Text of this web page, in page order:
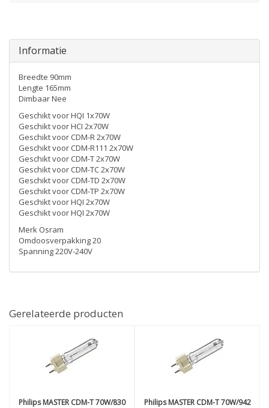
Informatie
Breedte 90mm
Lengte 165mm
Dimbaar Nee
Geschikt voor HQI 1x70W
Geschikt voor HCI 2x70W
Geschikt voor CDM-R 2x70W
Geschikt voor CDM-R111 2x70W
Geschikt voor CDM-T 2x70W
Geschikt voor CDM-TC 2x70W
Geschikt voor CDM-TD 2x70W
Geschikt voor CDM-TP 2x70W
Geschikt voor HQI 2x70W
Geschikt voor HQI 2x70W
Merk Osram
Omdoosverpakking 20
Spanning 220V-240V
Gerelateerde producten
PhilipsMASTER CDM-T 70W/830 PhilipsMASTER CDM-T 70W/942